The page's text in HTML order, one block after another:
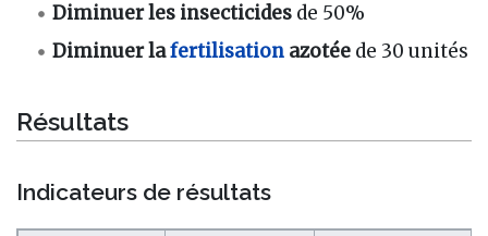
Diminuer les insecticides de 50%
Diminuer lafertilisation azotée de 30 unités
Résultats
Indicateurs de résultats